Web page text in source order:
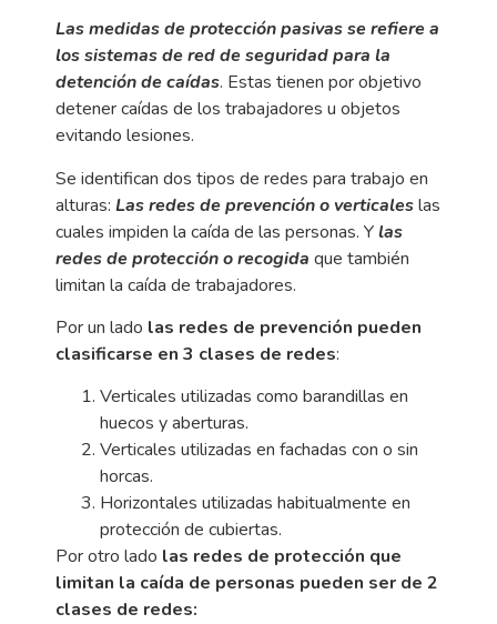
Las medidas de protección pasivas se refiere a
los sistemas de red de seguridad para la
detención de caídas. Estas tienen por objetivo
detener caídas de los trabajadores u objetos
evitando lesiones.
Se identifican dos tipos de redes para trabajo en
alturas: Las redes de prevención o verticaleslas
cuales impiden la caída de las personas. Ylas
redes de protección o recogida que también
limitan la caída de trabajadores.
Por un lado las redes de prevención pueden
clasificarse en 3 clases de redes:
Verticales utilizadas como barandillas en
huecos y aberturas.
Verticales utilizadas en fachadas con o sin
horcas.
Horizontales utilizadas habitualmente en
protección de cubiertas.
Por otro lado las redes de protección que
limitan la caída de personas pueden ser de 2
clases de redes: